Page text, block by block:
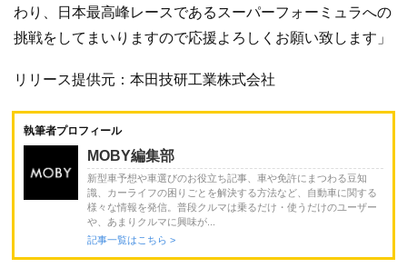
わり、日本最高峰レースであるスーパーフォーミュラへの
挑戦をしてまいりますので応援よろしくお願い致します」
リリース提供元：本田技研工業株式会社
執筆者プロフィール
MOBY編集部
新型車予想や車選びのお役立ち記事、車や免許にまつわる豆知
識、カーライフの困りごとを解決する方法など、自動車に関する
様々な情報を発信。普段クルマは乗るだけ・使うだけのユーザー
や、あまりクルマに興味が...
記事一覧はこちら >